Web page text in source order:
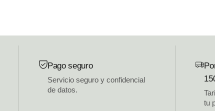
Pago seguro
Servicio seguro y confidencial
de datos.
tu